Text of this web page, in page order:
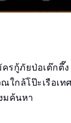
กู้ภัยป่อเต๊กตึ๊ง
ใกล้โป๊ะเรือเ
มค้นหา